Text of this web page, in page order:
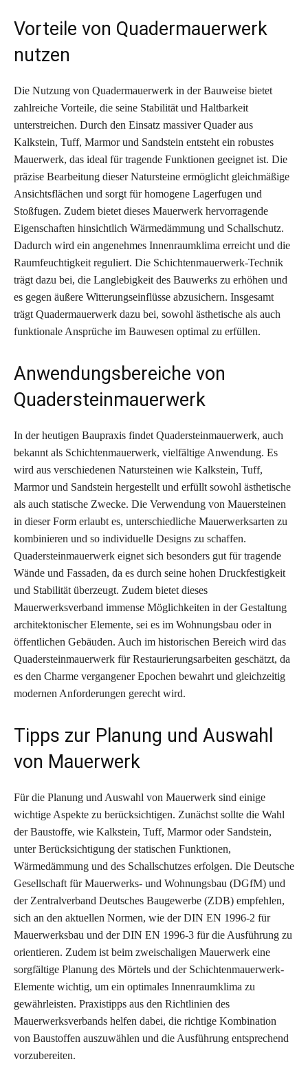
Vorteile von Quadermauerwerk
nutzen
Die Nutzung von Quadermauerwerk in der Bauweise bietet
zahlreiche Vorteile, die seine Stabilität und Haltbarkeit
unterstreichen. Durch den Einsatz massiver Quader aus
Kalkstein, Tuff, Marmor und Sandstein entsteht ein robustes
Mauerwerk, das ideal für tragende Funktionen geeignet ist. Die
präzise Bearbeitung dieser Natursteine ermöglicht gleichmäßige
Ansichtsflächen und sorgt für homogene Lagerfugen und
Stoßfugen. Zudem bietet dieses Mauerwerk hervorragende
Eigenschaften hinsichtlich Wärmedämmung und Schallschutz.
Dadurch wird ein angenehmes Innenraumklima erreicht und die
Raumfeuchtigkeit reguliert. Die Schichtenmauerwerk-Technik
trägt dazu bei, die Langlebigkeit des Bauwerks zu erhöhen und
es gegen äußere Witterungseinflüsse abzusichern. Insgesamt
trägt Quadermauerwerk dazu bei, sowohl ästhetische als auch
funktionale Ansprüche im Bauwesen optimal zu erfüllen.
Anwendungsbereiche von
Quadersteinmauerwerk
In der heutigen Baupraxis findet Quadersteinmauerwerk, auch
bekannt als Schichtenmauerwerk, vielfältige Anwendung. Es
wird aus verschiedenen Natursteinen wie Kalkstein, Tuff,
Marmor und Sandstein hergestellt und erfüllt sowohl ästhetische
als auch statische Zwecke. Die Verwendung von Mauersteinen
in dieser Form erlaubt es, unterschiedliche Mauerwerksarten zu
kombinieren und so individuelle Designs zu schaffen.
Quadersteinmauerwerk eignet sich besonders gut für tragende
Wände und Fassaden, da es durch seine hohen Druckfestigkeit
und Stabilität überzeugt. Zudem bietet dieses
Mauerwerksverband immense Möglichkeiten in der Gestaltung
architektonischer Elemente, sei es im Wohnungsbau oder in
öffentlichen Gebäuden. Auch im historischen Bereich wird das
Quadersteinmauerwerk für Restaurierungsarbeiten geschätzt, da
es den Charme vergangener Epochen bewahrt und gleichzeitig
modernen Anforderungen gerecht wird.
Tipps zur Planung und Auswahl
von Mauerwerk
Für die Planung und Auswahl von Mauerwerk sind einige
wichtige Aspekte zu berücksichtigen. Zunächst sollte die Wahl
der Baustoffe, wie Kalkstein, Tuff, Marmor oder Sandstein,
unter Berücksichtigung der statischen Funktionen,
Wärmedämmung und des Schallschutzes erfolgen. Die Deutsche
Gesellschaft für Mauerwerks- und Wohnungsbau (DGfM) und
der Zentralverband Deutsches Baugewerbe (ZDB) empfehlen,
sich an den aktuellen Normen, wie der DIN EN 1996-2 für
Mauerwerksbau und der DIN EN 1996-3 für die Ausführung zu
orientieren. Zudem ist beim zweischaligen Mauerwerk eine
sorgfältige Planung des Mörtels und der Schichtenmauerwerk-
Elemente wichtig, um ein optimales Innenraumklima zu
gewährleisten. Praxistipps aus den Richtlinien des
Mauerwerksverbands helfen dabei, die richtige Kombination
von Baustoffen auszuwählen und die Ausführung entsprechend
vorzubereiten.